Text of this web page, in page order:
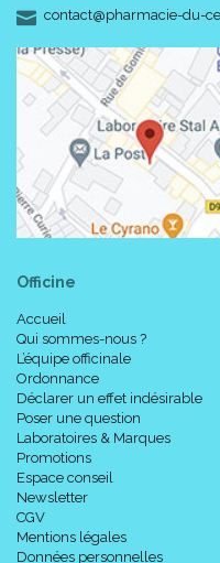
contact-
@-
pharmacie-du-
Officine
Accueil
Qui sommes-nous ?
L’équipe officinale
Ordonnance
Déclarer un effet indésirable
Poser une question
Laboratoires & Marques
Promotions
Espace conseil
Newsletter
CGV
Mentions légales
Données personnelles